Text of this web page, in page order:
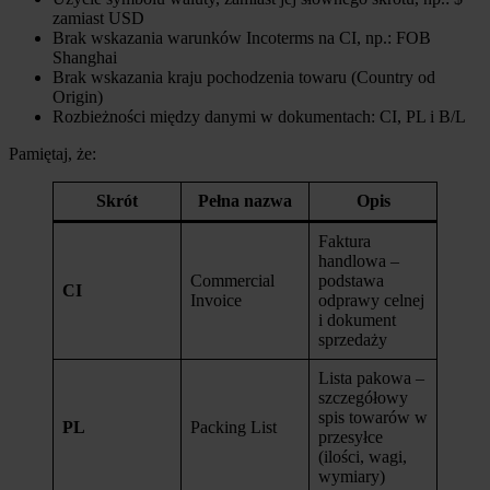
zamiast USD
Brak wskazania warunków Incoterms na CI, np.: FOB
Shanghai
Brak wskazania kraju pochodzenia towaru (Country od
Origin)
Rozbieżności między danymi w dokumentach: CI, PL i B/L
Pamiętaj, że:
Skrót Pełna nazwa Opis
CI
Commercial
Invoice
Faktura
handlowa –
podstawa
odprawy celnej
i dokument
sprzedaży
PL Packing List
Lista pakowa –
szczegółowy
spis towarów w
przesyłce
(ilości, wagi,
wymiary)